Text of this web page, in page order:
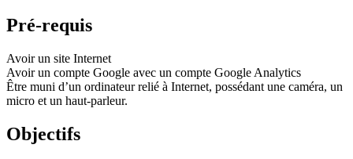
Pré-requis
Avoir un site Internet
Avoir un compte Google avec un compte Google Analytics
Être muni d’un ordinateur relié à Internet, possédant une caméra, un
micro et un haut-parleur.
Objectifs